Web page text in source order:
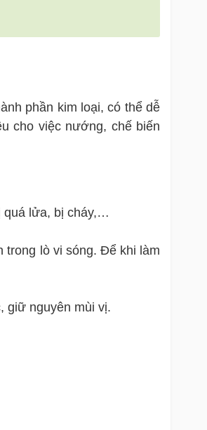
phần kim loại, có thể dễ
cho việc nướng, chế biến
quá lửa, bị cháy,…
trong lò vi sóng. Để khi làm
giữ nguyên mùi vị.